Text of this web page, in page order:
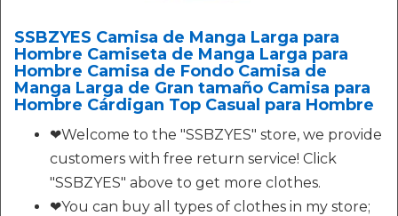
SSBZYES Camisa de Manga Larga para
Hombre Camiseta de Manga Larga para
Hombre Camisa de Fondo Camisa de
Manga Larga de Gran tamaño Camisa para
Hombre Cárdigan Top Casual para Hombre
❤Welcome to the "SSBZYES" store, we provide
customers with free return service! Click
"SSBZYES" above to get more clothes.
❤You can buy all types of clothes in my store;